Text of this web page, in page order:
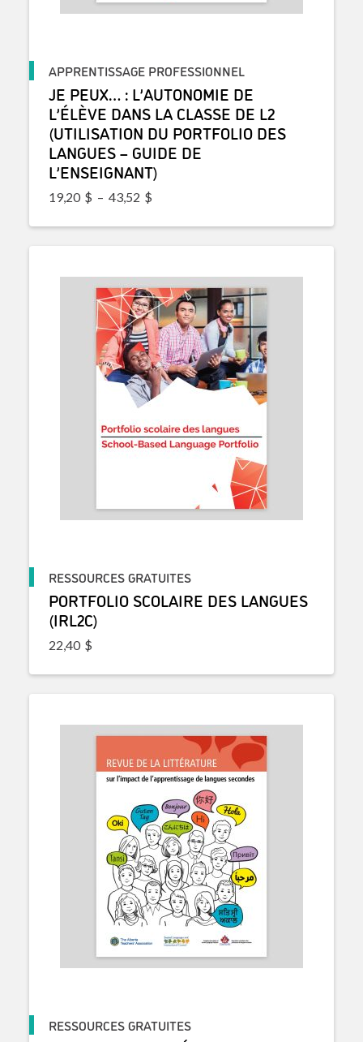
APPRENTISSAGE PROFESSIONNEL
JE PEUX… : L’AUTONOMIE DE
L’ÉLÈVE DANS LA CLASSE DE L2
(UTILISATION DU PORTFOLIO DES
LANGUES – GUIDE DE
L’ENSEIGNANT)
19,20 $ – 43,52 $
RESSOURCES GRATUITES
PORTFOLIO SCOLAIRE DES LANGUES
(IRL2C)
22,40 $
RESSOURCES GRATUITES